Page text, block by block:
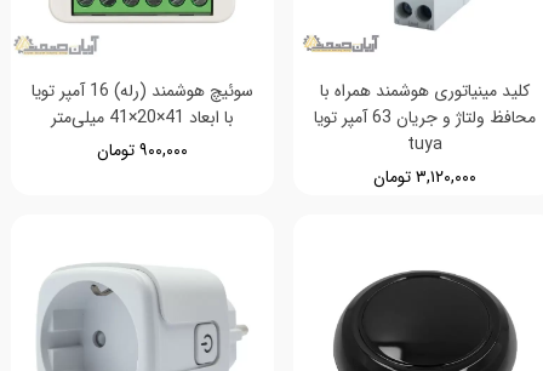
کلید مینیاتوری هوشمند همراه با
محافظ ولتاژ و جریان 63 آمپر تویا
tuya
۳,۱۲۰,۰۰۰ تومان
سوئیچ هوشمند (رله) 16 آمپر تویا
با ابعاد 41×20×41 میلی‌متر
۹۰۰,۰۰۰ تومان